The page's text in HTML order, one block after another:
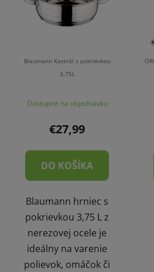
Blaumann Kastról s pokrievkou
3,75L
Dostupné na objednávku
€27,99
DO KOŠÍKA
Blaumann hrniec s
pokrievkou 3,75 L z
nerezovej ocele je
ideálny na varenie
polievok, omáčok či